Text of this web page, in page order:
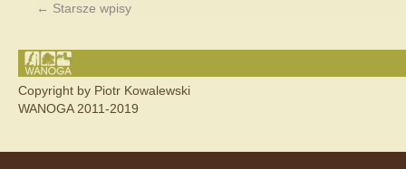
← Starsze wpisy
Copyright by Piotr Kowalewski
WANOGA 2011-2019